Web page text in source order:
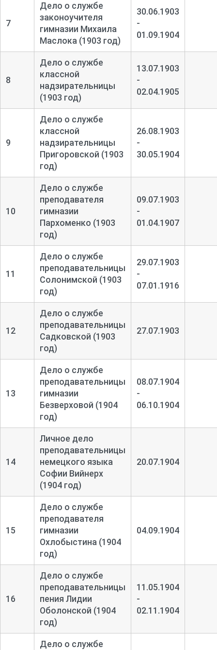
7
Дело о службе
законоучителя
гимназии Михаила
Маслока (1903 год)
30.06.1903
-
01.09.1904
8
Дело о службе
классной
надзирательницы
(1903 год)
13.07.1903
-
02.04.1905
9
Дело о службе
классной
надзирательницы
Пригоровской (1903
год)
26.08.1903
-
30.05.1904
10
Дело о службе
преподавателя
гимназии
Пархоменко (1903
год)
09.07.1903
-
01.04.1907
11
Дело о службе
преподавательницы
Солонимской (1903
год)
29.07.1903
-
07.01.1916
12
Дело о службе
преподавательницы
Садковской (1903
год)
27.07.1903
13
Дело о службе
преподавательницы
гимназии
Безверховой (1904
год)
08.07.1904
-
06.10.1904
14
Личное дело
преподавательницы
немецкого языка
Софии Вийнерх
(1904 год)
20.07.1904
15
Дело о службе
преподавателя
гимназии
Охлобыстина (1904
год)
04.09.1904
16
Дело о службе
преподавательницы
пения Лидии
Оболонской (1904
год)
11.05.1904
-
02.11.1904
Дело о службе